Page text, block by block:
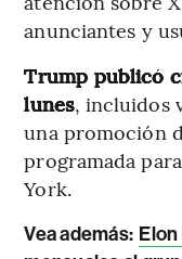
anunciantes y
Trump publicó
lunes, incluidos
una promoción
programada
York.
Vea además: